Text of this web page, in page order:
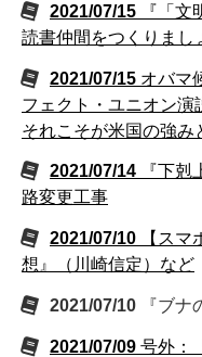
2021/07/15
『「
読書仲間をつくりまし
2021/07/15 オバマ
フェクト・ユニオン演
それこそが米国の強み
2021/07/14
『下
路変更工事
2021/07/10
【ス
想』（川崎信定）など
2021/07/10 『ブナ
2021/07/09 号外：